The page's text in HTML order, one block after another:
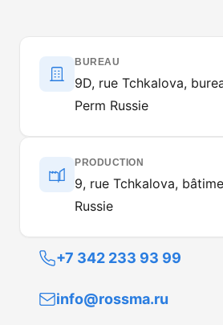
BUREAU
9D, rue Tchkalova,
Perm Russie
PRODUCTION
9, rue Tchkalova,
Russie
+7 342 233 93 99
info@rossma.ru